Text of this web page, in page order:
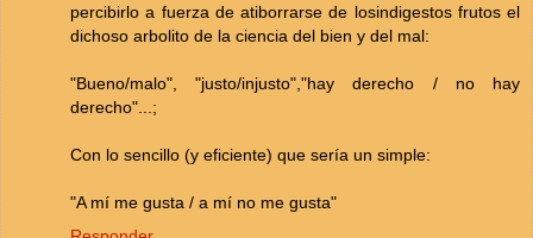
percibirlo a fuerza de atiborrarse de losindigestos frutos el
dichoso arbolito de la ciencia del bien y del mal:
"Bueno/malo", "justo/injusto","hay derecho / no hay
derecho"...;
Con lo sencillo (y eficiente) que sería un simple:
"A mí me gusta / a mí no me gusta"